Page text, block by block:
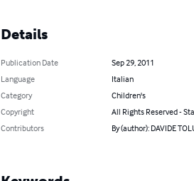
Details
Publication Date
Sep 29, 2011
Language
Italian
Category
Children's
Copyright
All Rights Reserved -
Contributors
By (author): DAVIDE